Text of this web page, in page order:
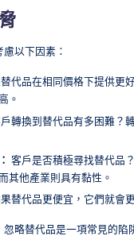
以下因素：
代品在相同價格下提供更
。
轉換到替代品有多困難？
客戶是否積極尋找替代品
其他產業則具有黏性。
替代品更便宜，它們就會
略替代品是一項常見的陷